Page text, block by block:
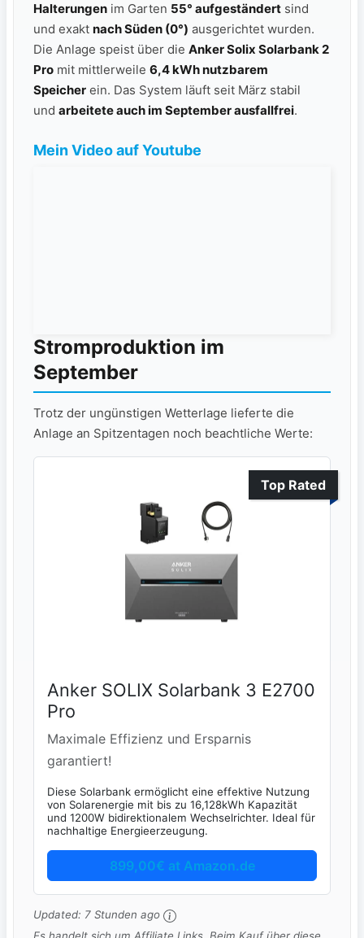
Halterungen im Garten 55° aufgeständert sind
und exakt nach Süden (0°) ausgerichtet wurden.
Die Anlage speist über die Anker Solix Solarbank 2
Pro mit mittlerweile 6,4 kWh nutzbarem
Speicher ein. Das System läuft seit März stabil
und arbeitete auch im September ausfallfrei.
Mein Video auf Youtube
Stromproduktion im
September
Trotz der ungünstigen Wetterlage lieferte die
Anlage an Spitzentagen noch beachtliche Werte:
Top Rated
Anker SOLIX Solarbank 3 E2700
Pro
Maximale Effizienz und Ersparnis
garantiert!
Diese Solarbank ermöglicht eine effektive Nutzung
von Solarenergie mit bis zu 16,128kWh Kapazität
und 1200W bidirektionalem Wechselrichter. Ideal für
nachhaltige Energieerzeugung.
899,00€ at Amazon.de
Updated: 7 Stunden ago
Es handelt sich um Affiliate Links. Beim Kauf über diese